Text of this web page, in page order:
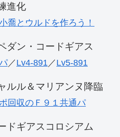
進化
喬とウルドを作ろう！
ダン・コードギアス
／ Lv4-891 ／ Lv5-891
ルル＆マリアンヌ降臨
回収のＦ９１共通パ
ドギアスコロシアム